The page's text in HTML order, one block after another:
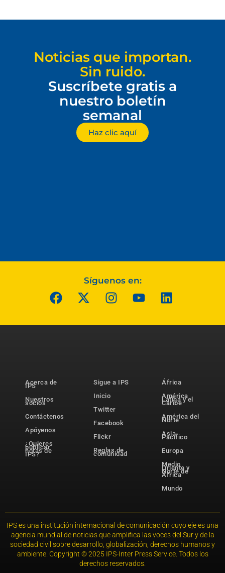
Noticias que importan.
Sin ruido.
Suscríbete gratis a
nuestro boletín
semanal
Haz clic aquí
Síguenos en:
Acerca de
IPS
Nuestros
socios
Contáctenos
Apóyenos
¿Quieres
publicar
notas de
IPS?
Sigue a IPS
Inicio
Twitter
Facebook
Flickr
Reglas de
comunidad
África
América
Latina y el
Caribe
América del
Norte
Asia-
Pacífico
Europa
Medio
Oriente y
Norte de
África
Mundo
IPS es una institución internacional de comunicación cuyo eje es una
agencia mundial de noticias que amplifica las voces del Sur y de la
sociedad civil sobre desarrollo, globalización, derechos humanos y
ambiente. Copyright © 2025 IPS-Inter Press Service. Todos los
derechos reservados.